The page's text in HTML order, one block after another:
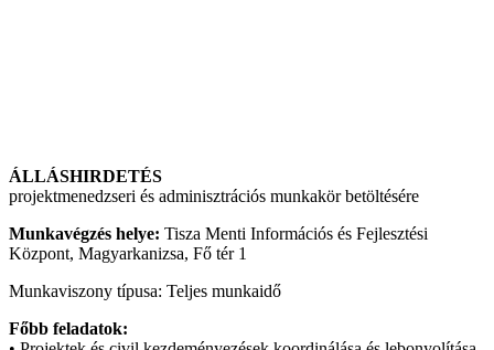
ÁLLÁSHIRDETÉS
projektmenedzseri és adminisztrációs munkakör betöltésére
Munkavégzés helye: Tisza Menti Információs és Fejlesztési
Központ, Magyarkanizsa, Fő tér 1
Munkaviszony típusa: Teljes munkaidő
Főbb feladatok: